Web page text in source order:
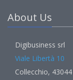
About Us
Digibusiness srl
Viale Libertà 10
Collecchio, 43044